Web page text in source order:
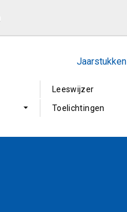
Jaarstukken
Leeswijzer
Toelichtingen